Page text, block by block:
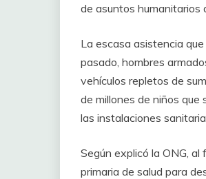
de asuntos humanitarios
La escasa asistencia
pasado, hombres
vehículos repletos de
de millones de niños
las instalaciones
Según explicó la ONG,
primaria de salud para